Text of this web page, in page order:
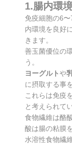
1.腸内環
免疫細胞の6
内環境を良好
きます。
善玉菌優位の
う。
ヨーグルトや
に摂取する事
これらは免疫
と考えられて
食物繊維は酪
酸は腸の粘膜
水溶性食物繊